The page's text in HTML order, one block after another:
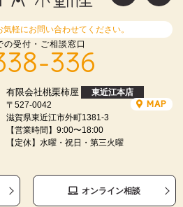
れらの個人情報は下記の目的に利用させて
提供
アフターサービスの提供
お知らせ・ＰＲ、調査・データ集積、研
社（以下「サイト管理会社」といいま
する業務の実施
提供するサービス改善に必要な範囲で、
会社に提供します。
スの改善・向上を目指すことに加え、メー
軽にお問い合わせてください。
の受付・ご相談窓口
336
有限会社桃栗柿屋
東近江本店
〒527-0042
滋賀県東近江市外町1381-3
【営業時間】9:00〜18:00
【定休】水曜・祝日・第三火曜
MAP
オンライン相談